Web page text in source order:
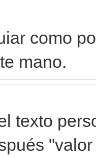
como
mano.
texto